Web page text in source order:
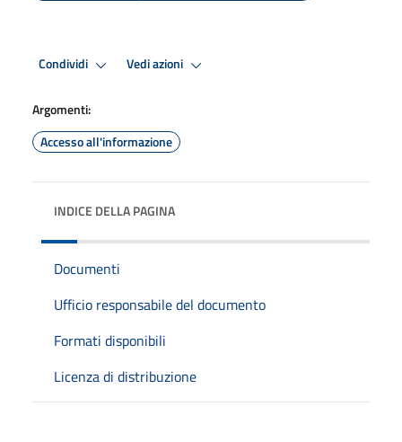
Condividi Vedi azioni
Argomenti:
Accesso all'informazione
INDICE DELLA PAGINA
Documenti
Ufficio responsabile del documento
Formati disponibili
Licenza di distribuzione